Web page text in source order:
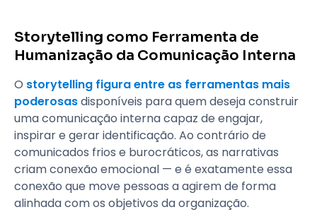
Storytelling como Ferramenta de
Humanização da Comunicação Interna
O storytelling figura entre as ferramentas mais
poderosasdisponíveis para quem deseja construir
uma comunicação interna capaz de engajar,
inspirar e gerar identificação. Ao contrário de
comunicados frios e burocráticos, as narrativas
criam conexão emocional — e é exatamente essa
conexão que move pessoas a agirem de forma
alinhada com os objetivos da organização.